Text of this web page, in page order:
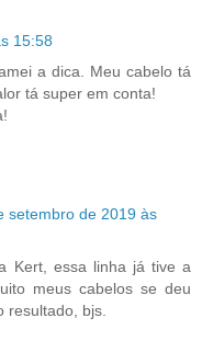
15:58
a dica. Meu cabelo tá
tá super em conta!
setembro de 2019 às
Kert, essa linha já tive a
meus cabelos se deu
resultado, bjs.